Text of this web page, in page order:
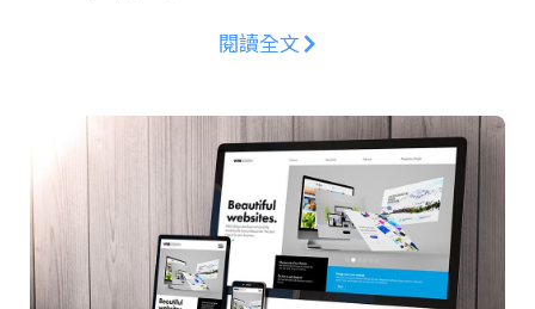
作的網站越符合SEO的所制定的規則，又或是更加受
閱讀全文